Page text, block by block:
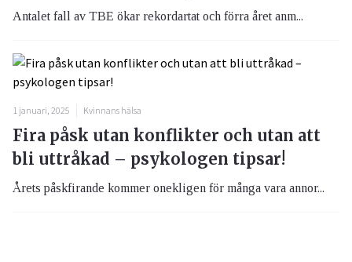
Antalet fall av TBE ökar rekordartat och förra året anm...
1 januari, 2025 Kvinnans hälsa
Fira påsk utan konflikter och utan att
bli uttråkad – psykologen tipsar!
Årets påskfirande kommer onekligen för många vara annor...